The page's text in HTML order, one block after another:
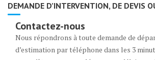
DEMANDE D’INTERVENTION, DE DEVIS
Contactez-nous
Nous répondrons à toute demande de
d’estimation par téléphone dans les 3